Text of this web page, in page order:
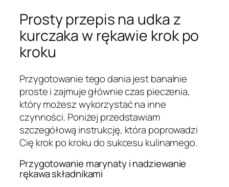
Prosty przepis na udka z
kurczaka w rękawie krok po
kroku
Przygotowanie tego dania jest banalnie
proste i zajmuje głównie czas pieczenia,
który możesz wykorzystać na inne
czynności. Poniżej przedstawiam
szczegółową instrukcję, która poprowadzi
Cię krok po kroku do sukcesu kulinarnego.
Przygotowanie marynaty i nadziewanie
rękawa składnikami